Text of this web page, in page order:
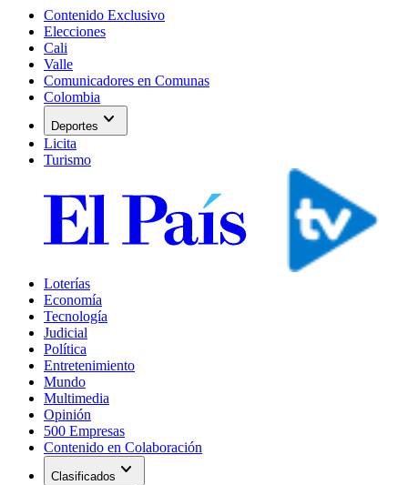
Contenido Exclusivo
Elecciones
Cali
Valle
Comunicadores en Comunas
Colombia
Deportes expand_more
Licita
Turismo
Loterías
Economía
Tecnología
Judicial
Política
Entretenimiento
Mundo
Multimedia
Opinión
500 Empresas
Contenido en Colaboración
Clasificados expand_more